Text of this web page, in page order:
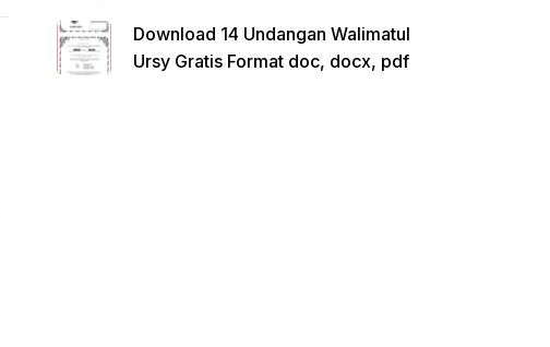
Download 14 Undangan Walimatul
Ursy Gratis Format doc, docx, pdf